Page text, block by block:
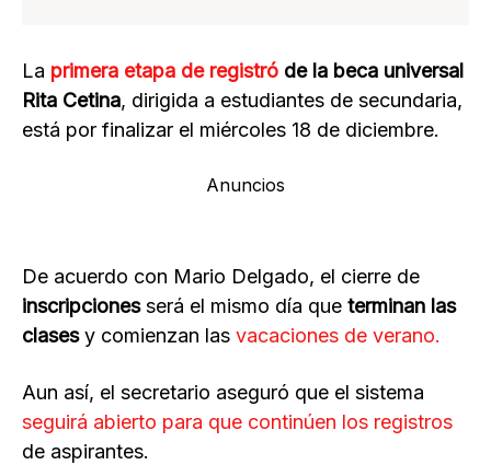
La primera etapa de registró de la beca universal
Rita Cetina, dirigida a estudiantes de secundaria,
está por finalizar el miércoles 18 de diciembre.
Anuncios
De acuerdo con Mario Delgado, el cierre de
inscripcionesserá el mismo día que terminan las
clasesy comienzan las vacaciones de verano.
Aun así, el secretario aseguró que el sistema
seguirá abierto para que continúen los registros
de aspirantes.